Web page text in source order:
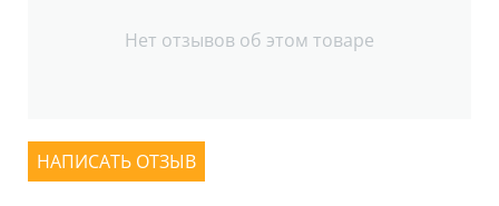
Нет отзывов об этом товаре
НАПИСАТЬ ОТЗЫВ